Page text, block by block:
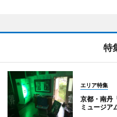
特
エリア特集
京都・南丹
ミュージ